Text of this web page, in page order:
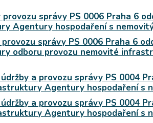
správy PS 0006 Praha 6
Agentury hospodaření s
správy PS 0006 Praha 6
odboru provozu nemovité
a provozu správy PS 0004
Agentury hospodaření s
a provozu správy PS 0004
Agentury hospodaření s